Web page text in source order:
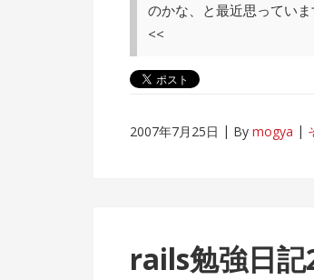
のかな、と最近思っていま
<<
2007年7月25日 By mogya
rails勉強日記